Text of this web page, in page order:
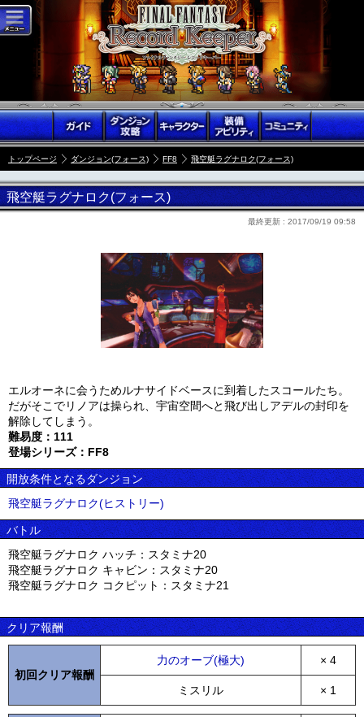
トップページ ダンジョン(フォース) FF8 飛空艇ラグナロク(フォース)
飛空艇ラグナロク(フォース)
最終更新 : 2017/09/19 09:58
エルオーネに会うためルナサイドベースに到着したスコールたち。
だがそこでリノアは操られ、宇宙空間へと飛び出しアデルの封印を
解除してしまう。
難易度：111
登場シリーズ：FF8
開放条件となるダンジョン
飛空艇ラグナロク(ヒストリー)
バトル
飛空艇ラグナロク ハッチ：スタミナ20
飛空艇ラグナロク キャビン：スタミナ20
飛空艇ラグナロク コクピット：スタミナ21
クリア報酬
初回クリア報酬
力のオーブ(極大) × 4
ミスリル × 1